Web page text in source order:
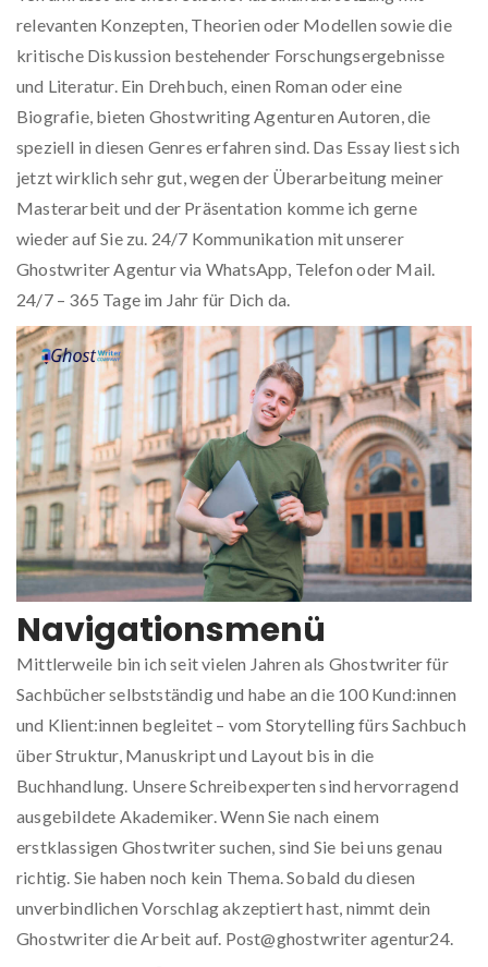
relevanten Konzepten, Theorien oder Modellen sowie die
kritische Diskussion bestehender Forschungsergebnisse
und Literatur. Ein Drehbuch, einen Roman oder eine
Biografie, bieten Ghostwriting Agenturen Autoren, die
speziell in diesen Genres erfahren sind. Das Essay liest sich
jetzt wirklich sehr gut, wegen der Überarbeitung meiner
Masterarbeit und der Präsentation komme ich gerne
wieder auf Sie zu. 24/7 Kommunikation mit unserer
Ghostwriter Agentur via WhatsApp, Telefon oder Mail.
24/7 – 365 Tage im Jahr für Dich da.
Navigationsmenü
Mittlerweile bin ich seit vielen Jahren als Ghostwriter für
Sachbücher selbstständig und habe an die 100 Kund:innen
und Klient:innen begleitet – vom Storytelling fürs Sachbuch
über Struktur, Manuskript und Layout bis in die
Buchhandlung. Unsere Schreibexperten sind hervorragend
ausgebildete Akademiker. Wenn Sie nach einem
erstklassigen Ghostwriter suchen, sind Sie bei uns genau
richtig. Sie haben noch kein Thema. Sobald du diesen
unverbindlichen Vorschlag akzeptiert hast, nimmt dein
Ghostwriter die Arbeit auf. Post@ghostwriter agentur24.